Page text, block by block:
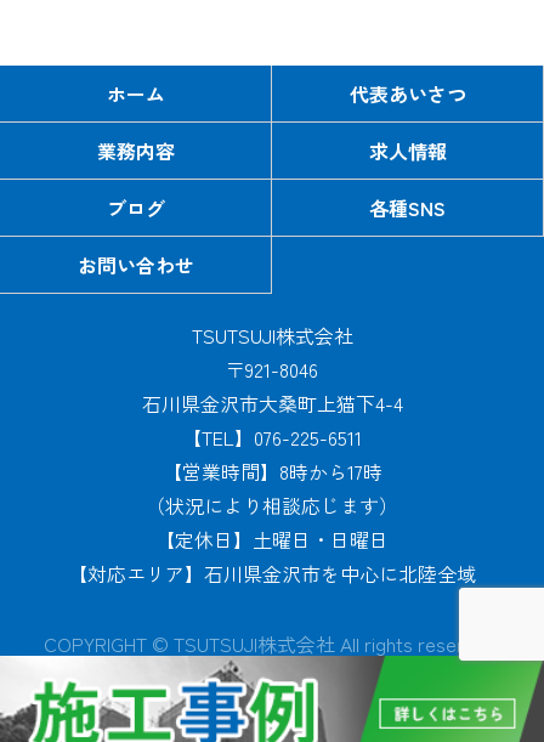
ホーム
代表あいさつ
業務内容
求人情報
ブログ
各種SNS
お問い合わせ
TSUTSUJI株式会社
〒921-8046
石川県金沢市大桑町上猫下4-4
【TEL】076-225-6511
【営業時間】8時から17時
（状況により相談応じます）
【定休日】土曜日・日曜日
【対応エリア】石川県金沢市を中心に北陸全域
COPYRIGHT © TSUTSUJI株式会社 All rights reserved.